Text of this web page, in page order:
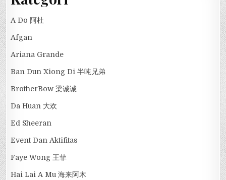
A Do 阿杜
Afgan
Ariana Grande
Ban Dun Xiong Di 半吨兄弟
BrotherBow 梁诚诚
Da Huan 大欢
Ed Sheeran
Event Dan Aktifitas
Faye Wong 王菲
Hai Lai A Mu 海来阿木